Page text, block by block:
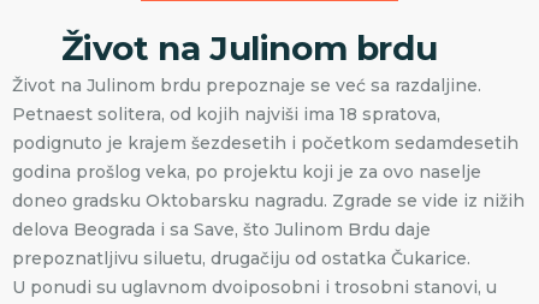
Život na Julinom brdu
Život na Julinom brdu prepoznaje se već sa razdaljine.
Petnaest solitera, od kojih najviši ima 18 spratova,
podignuto je krajem šezdesetih i početkom sedamdesetih
godina prošlog veka, po projektu koji je za ovo naselje
doneo gradsku Oktobarsku nagradu. Zgrade se vide iz nižih
delova Beograda i sa Save, što Julinom Brdu daje
prepoznatljivu siluetu, drugačiju od ostatka Čukarice.
U ponudi su uglavnom dvoiposobni i trosobni stanovi, u